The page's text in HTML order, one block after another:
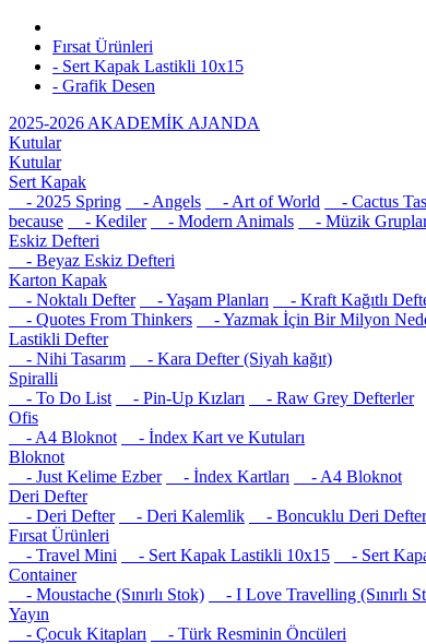
Fırsat Ürünleri
- Sert Kapak Lastikli 10x15
- Grafik Desen
2025-2026 AKADEMİK AJANDA
Kutular
Kutular
Sert Kapak
- 2025 Spring
- Angels - Art of World - Cactus
because
- Kediler - Modern Animals - Müzik
Eskiz Defteri
- Beyaz Eskiz Defteri
Karton Kapak
- Noktalı Defter
- Yaşam Planları - Kraft Kağıtlı
- Quotes From Thinkers
- Yazmak İçin Bir Milyon
Lastikli Defter
- Nihi Tasarım
- Kara Defter (Siyah kağıt)
Spiralli
- To Do List
- Pin-Up Kızları
- Raw Grey Defterler
Ofis
- A4 Bloknot
- İndex Kart ve Kutuları
Bloknot
- Just Kelime Ezber
- İndex Kartları
- A4 Bloknot
Deri Defter
- Deri Defter
- Deri Kalemlik - Boncuklu Deri Defter
Fırsat Ürünleri
- Travel Mini
- Sert Kapak Lastikli 10x15 - Sert
Container
- Moustache (Sınırlı Stok)
- I Love Travelling (Sınırlı
Yayın
- Çocuk Kitapları
- Türk Resminin Öncüleri